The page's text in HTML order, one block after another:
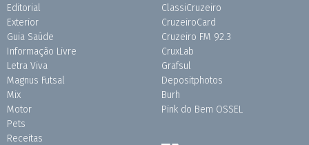
Editorial
Exterior
Guia Saúde
Informação Livre
Letra Viva
Magnus Futsal
Mix
Motor
Pets
Receitas
ClassiCruzeiro
CruzeiroCard
Cruzeiro FM 92.3
CruxLab
Grafsul
Depositphotos
Burh
Pink do Bem OSSEL